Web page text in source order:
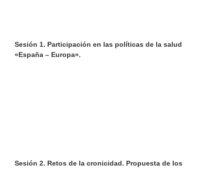
Sesión 1. Participación en las políticas de la salud
«España – Europa».
Sesión 2. Retos de la cronicidad. Propuesta de los